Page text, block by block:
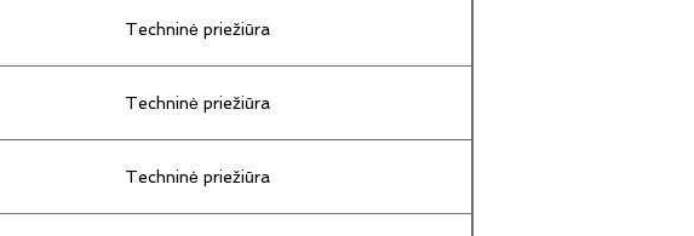
Techninė priežiūra
Techninė priežiūra
Techninė priežiūra